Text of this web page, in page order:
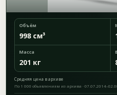
Объём
998 см³
Масса
201 кг
Средняя цена в архиве
По 1 000 объявлениям из архива ·